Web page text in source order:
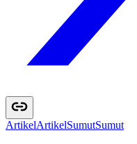
ArtikelArtikelSumutSumut